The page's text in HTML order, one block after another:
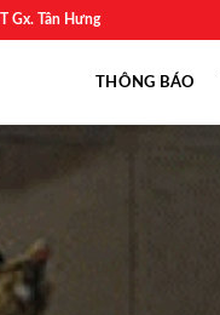
Gx. Tân Hưng
THÔNG BÁO